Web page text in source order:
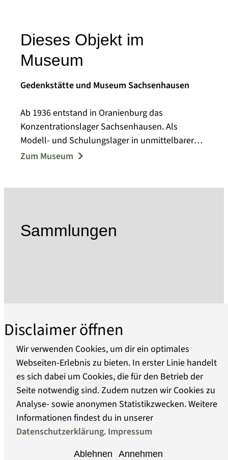
Dieses Objekt im
Museum
Gedenkstätte und Museum Sachsenhausen
Ab 1936 entstand in Oranienburg das
Konzentrationslager Sachsenhausen. Als
Modell- und Schulungslager in unmittelbarer
Nähe Berlins nahm es eine Sonderstellung im
Behandlung.
Von 1945 bis 1950 befand sich im Kernbereich
Die 1961 eröffnete Gedenkstätte gehört seit 1993
zur Stiftung Brandenburgische Gedenkstätten.
Die damals begonnene Sanierung und
Neugestaltung folgt einem dezentralen
Gesamtkonzept folgt, das dem Besucher die
Geschichte am authentische Ort erfahrbar
machen will. In 13 Ausstellungen wird die
konkrete Geschichte des jeweiligen historischen
Ortes mit einer darüber hinaus weisenden
ehemaligen Häftlingslager wurden die Standorte
Zum Museum
Sammlungen
Über uns
Barrierefreiheit
Datenschutz
Disclaimer öffnen
Wir verwenden Cookies, um dir ein optimales
Webseiten-Erlebnis zu bieten. In erster Linie handelt
es sich dabei um Cookies, die für den Betrieb der
Seite notwendig sind. Zudem nutzen wir Cookies zu
Analyse- sowie anonymen Statistikzwecken. Weitere
Informationen findest du in unserer
Datenschutzerklärung. Impressum
Ablehnen Annehmen